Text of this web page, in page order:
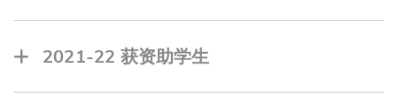
LAI Ming Xuan, 工商管理学院
赖昱筱, 工商管理学院
学科学院
2021-22 获资助学生